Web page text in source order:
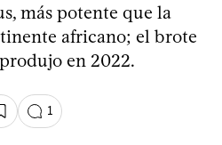
más potente que la
africano; el brote
en 2022.
1